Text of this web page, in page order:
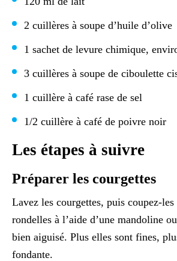
2 cuillères à soupe d’huile d’olive
1 sachet de levure chimique,
3 cuillères à soupe de ciboulette
1 cuillère à café rase de sel
1/2 cuillère à café de poivre noir
Les étapes à suivre
Préparer les courgettes
Lavez les courgettes, puis coupez-
rondelles à l’aide d’une mandoline
bien aiguisé. Plus elles sont fines,
fondante.